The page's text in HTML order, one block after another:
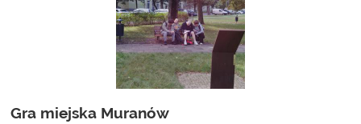
Gra miejska Muranów